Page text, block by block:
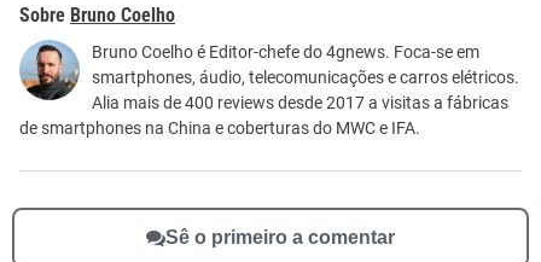
Este conteúdo não tem a informação que procuro
Outro
Bruno Coelho
Bruno Coelho é Editor-chefe do 4gnews. Foca-se em
smartphones, áudio, telecomunicações e carros elétricos.
Alia mais de 400 reviews desde 2017 a visitas a fábricas
de smartphones na China e coberturas do MWC e IFA.
Sê o primeiro a comentar